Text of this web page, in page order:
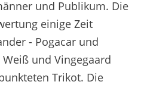
und Publikum. Die
einige Zeit
- Pogacar und
und Vingegaard
Trikot. Die